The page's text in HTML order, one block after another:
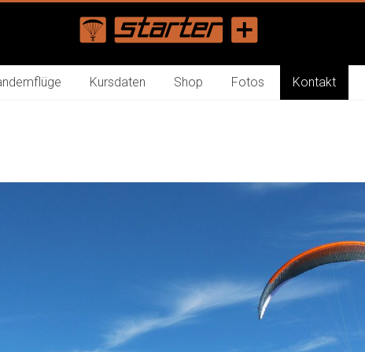
Kursdaten Shop Fotos Kontakt